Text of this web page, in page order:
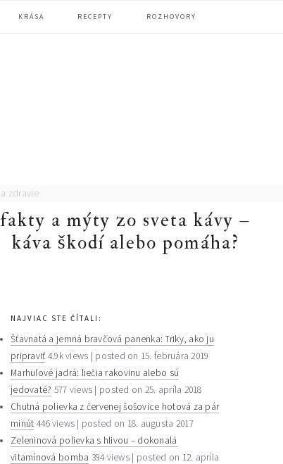
KRÁSA RECEPTY ROZHOVORY
fakty a mýty zo sveta kávy –
káva škodí alebo pomáha?
primary
sidebar
NAJVIAC STE ČÍTALI:
Šťavnatá a jemná bravčová panenka: Triky, ako ju
pripraviť 4.9k views | posted on 15. februára 2019
Marhuľové jadrá: liečia rakovinu alebo sú
jedovaté? 577 views | posted on 25. apríla 2018
Chutná polievka z červenej šošovice hotová za pár
minút 446 views | posted on 18. augusta 2017
Zeleninová polievka s hlivou – dokonalá
vitamínová bomba 394 views | posted on 12. apríla